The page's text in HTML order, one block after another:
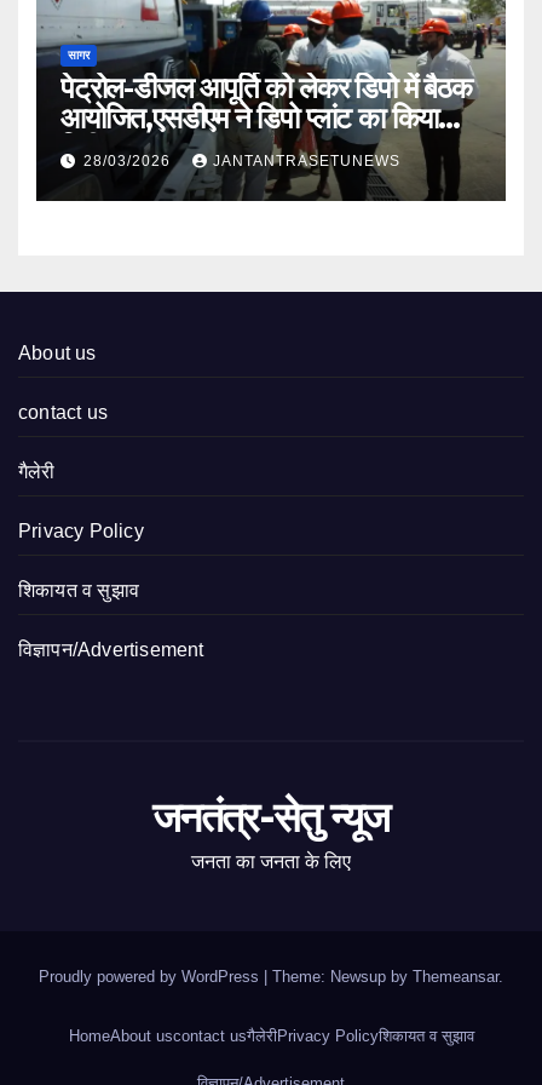
सागर
पेट्रोल-डीजल आपूर्ति को लेकर डिपो में बैठक
आयोजित,एसडीएम ने डिपो प्लांट का किया
निरीक्षण
28/03/2026 JANTANTRASETUNEWS
About us
contact us
गैलेरी
Privacy Policy
शिकायत व सुझाव
विज्ञापन/Advertisement
जनतंत्र-सेतु न्यूज
जनता का जनता के लिए
Proudly powered by WordPress Theme: Newsup by Themeansar.
HomeAbout uscontact usगैलेरीPrivacy Policyशिकायत व सुझाव